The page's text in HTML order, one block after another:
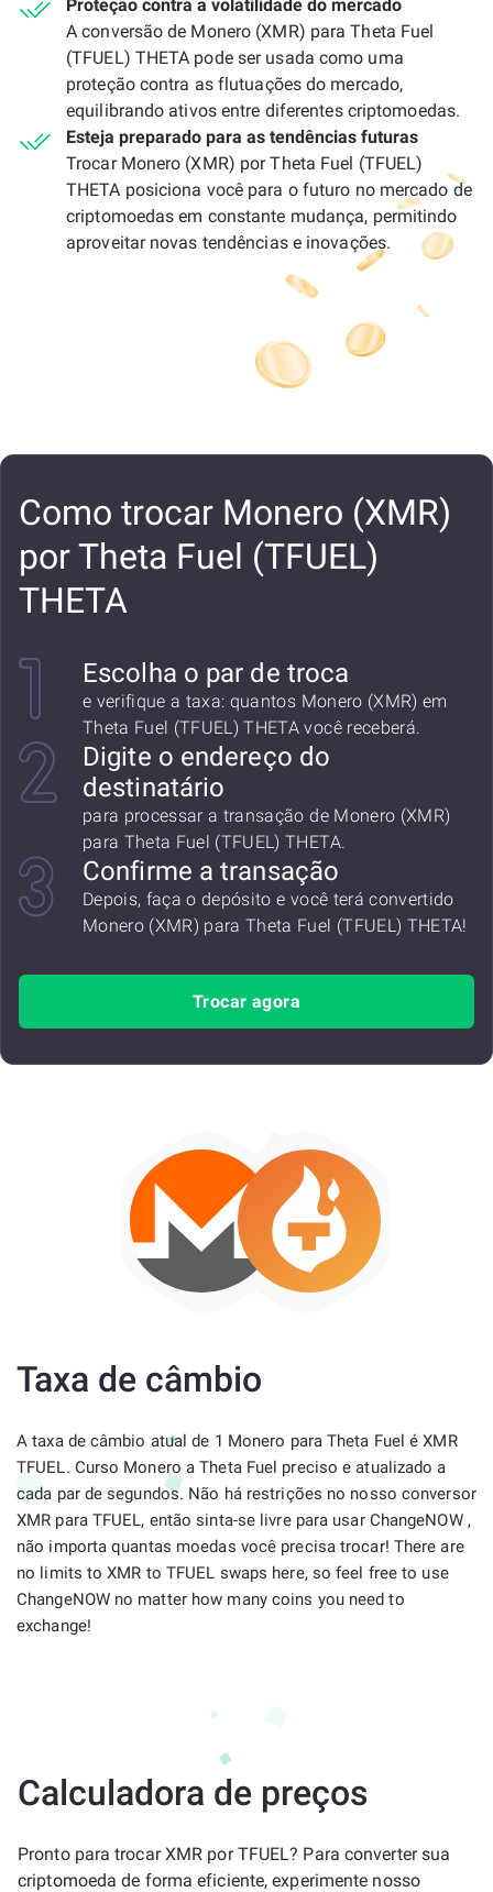
Proteção contra a volatilidade do mercado
A conversão de Monero (XMR) para Theta Fuel
(TFUEL) THETA pode ser usada como uma
proteção contra as flutuações do mercado,
equilibrando ativos entre diferentes criptomoedas.
Esteja preparado para as tendências futuras
Trocar Monero (XMR) por Theta Fuel (TFUEL)
THETA posiciona você para o futuro no mercado de
criptomoedas em constante mudança, permitindo
aproveitar novas tendências e inovações.
Como trocar Monero (XMR)
por Theta Fuel (TFUEL)
THETA
Escolha o par de troca
e verifique a taxa: quantos Monero (XMR) em
Theta Fuel (TFUEL) THETA você receberá.
Digite o endereço do
destinatário
para processar a transação de Monero (XMR)
para Theta Fuel (TFUEL) THETA.
Confirme a transação
Depois, faça o depósito e você terá convertido
Monero (XMR) para Theta Fuel (TFUEL) THETA!
Trocar agora
Taxa de câmbio
A taxa de câmbio atual de 1 Monero para Theta Fuel é XMR
TFUEL. Curso Monero a Theta Fuel preciso e atualizado a
cada par de segundos. Não há restrições no nosso conversor
XMR para TFUEL, então sinta-se livre para usar ChangeNOW ,
não importa quantas moedas você precisa trocar! There are
no limits to XMR to TFUEL swaps here, so feel free to use
ChangeNOW no matter how many coins you need to
exchange!
Calculadora de preços
Pronto para trocar XMR por TFUEL? Para converter sua
criptomoeda de forma eficiente, experimente nosso